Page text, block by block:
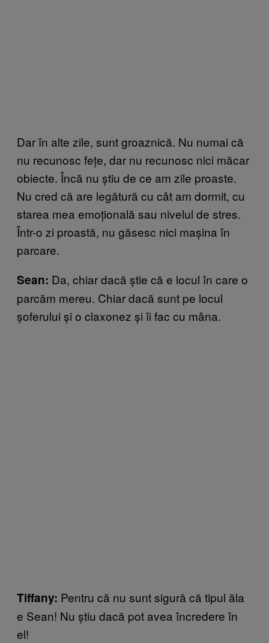
Dar în alte zile, sunt groaznică. Nu numai că
nu recunosc fețe, dar nu recunosc nici măcar
obiecte. Încă nu știu de ce am zile proaste.
Nu cred că are legătură cu cât am dormit, cu
starea mea emoțională sau nivelul de stres.
Într-o zi proastă, nu găsesc nici mașina în
parcare.
Sean: Da, chiar dacă știe că e locul în care o
parcăm mereu. Chiar dacă sunt pe locul
șoferului și o claxonez și îi fac cu mâna.
Tiffany: Pentru că nu sunt sigură că tipul ăla
e Sean! Nu știu dacă pot avea încredere în
el!